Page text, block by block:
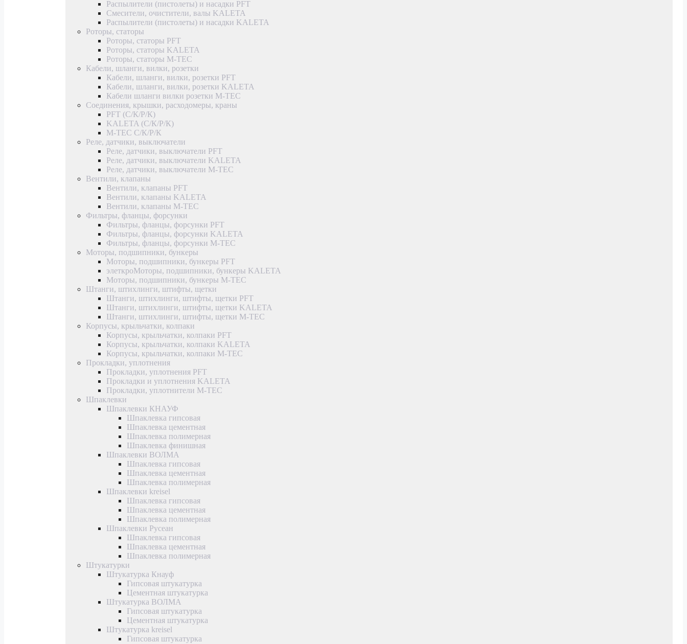
Распылители (пистолеты) и насадки PFT
Смесители, очистители, валы KALETA
Распылители (пистолеты) и насадки KALETA
Роторы, статоры
Роторы, статоры PFT
Роторы, статоры KALETA
Роторы, статоры M-TEC
Кабели, шланги, вилки, розетки
Кабели, шланги, вилки, розетки PFT
Кабели, шланги, вилки, розетки KALETA
Кабели шланги вилки розетки M-TEC
Соединения, крышки, расходомеры, краны
PFT (С/К/Р/К)
KALETA (С/К/Р/К)
M-TEC С/К/Р/К
Реле, датчики, выключатели
Реле, датчики, выключатели PFT
Реле, датчики, выключатели KALETA
Реле, датчики, выключатели M-TEC
Вентили, клапаны
Вентили, клапаны PFT
Вентили, клапаны KALETA
Вентили, клапаны M-TEC
Фильтры, фланцы, форсунки
Фильтры, фланцы, форсунки PFT
Фильтры, фланцы, форсунки KALETA
Фильтры, фланцы, форсунки M-TEC
Моторы, подшипники, бункеры
Моторы, подшипники, бункеры PFT
элеткроМоторы, подшипники, бункеры KALETA
Моторы, подшипники, бункеры M-TEC
Штанги, штихлинги, штифты, щетки
Штанги, штихлинги, штифты, щетки PFT
Штанги, штихлинги, штифты, щетки KALETA
Штанги, штихлинги, штифты, щетки M-TEC
Корпусы, крыльчатки, колпаки
Корпусы, крыльчатки, колпаки PFT
Корпусы, крыльчатки, колпаки KALETA
Корпусы, крыльчатки, колпаки M-TEC
Прокладки, уплотнения
Прокладки, уплотнения PFT
Прокладки и уплотнения KALETA
Прокладки, уплотнители M-TEC
Шпаклевки
Шпаклевки КНАУФ
Шпаклевка гипсовая
Шпаклевка цементная
Шпаклевка полимерная
Шпаклевка финишная
Шпаклевки ВОЛМА
Шпаклевка гипсовая
Шпаклевка цементная
Шпаклевка полимерная
Шпаклевки kreisel
Шпаклевка гипсовая
Шпаклевка цементная
Шпаклевка полимерная
Шпаклевки Русеан
Шпаклевка гипсовая
Шпаклевка цементная
Шпаклевка полимерная
Штукатурки
Штукатурка Кнауф
Гипсовая штукатурка
Цементная штукатурка
Штукатурка ВОЛМА
Гипсовая штукатурка
Цементная штукатурка
Штукатурка kreisel
Гипсовая штукатурка